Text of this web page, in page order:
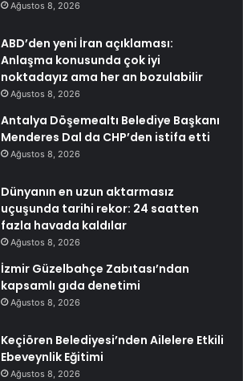
Ağustos 8, 2026
ABD’den yeni İran açıklaması:
Anlaşma konusunda çok iyi
noktadayız ama her an bozulabilir
Ağustos 8, 2026
Antalya Döşemealtı Belediye Başkanı
Menderes Dal da CHP’den istifa etti
Ağustos 8, 2026
Dünyanın en uzun aktarmasız
uçuşunda tarihi rekor: 24 saatten
fazla havada kaldılar
Ağustos 8, 2026
İzmir Güzelbahçe Zabıtası’ndan
kapsamlı gıda denetimi
Ağustos 8, 2026
Keçiören Belediyesi’nden Ailelere Etkili
Ebeveynlik Eğitimi
Ağustos 8, 2026